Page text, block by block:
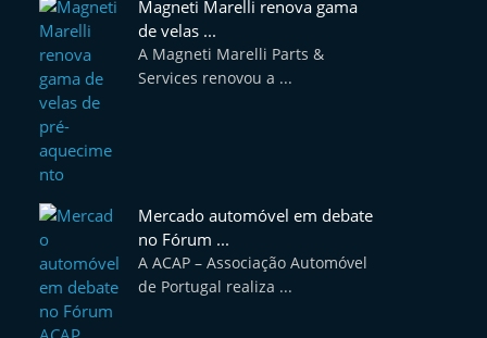
Magneti Marelli renova gama
de velas ...
A Magneti Marelli Parts &
Services renovou a ...
Mercado automóvel em debate
no Fórum ...
A ACAP – Associação Automóvel
de Portugal realiza ...